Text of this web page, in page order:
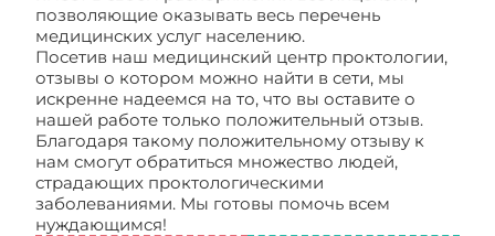
позволяющие оказывать весь перечень
медицинских услуг населению.
Посетив наш медицинский центр проктологии,
отзывы о котором можно найти в сети, мы
искренне надеемся на то, что вы оставите о
нашей работе только положительный отзыв.
Благодаря такому положительному отзыву к
нам смогут обратиться множество людей,
страдающих проктологическими
заболеваниями. Мы готовы помочь всем
нуждающимся!